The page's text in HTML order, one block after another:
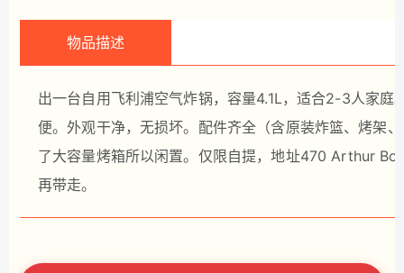
物品描述
出一台自用飞利浦空气炸锅，容量4.1L，适合2-3人家
便。外观干净，无损坏。配件齐全（含原装炸篮、烤架
了大容量烤箱所以闲置。仅限自提，地址470 Arthur
再带走。